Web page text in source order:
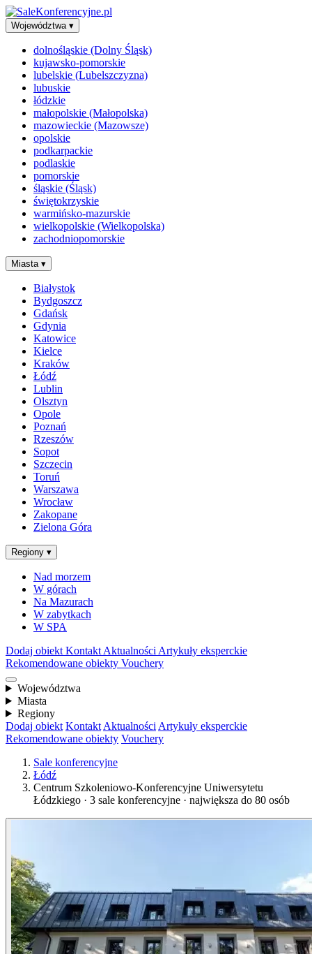
Województwa ▾
dolnośląskie (Dolny Śląsk)
kujawsko-pomorskie
lubelskie (Lubelszczyzna)
lubuskie
łódzkie
małopolskie (Małopolska)
mazowieckie (Mazowsze)
opolskie
podkarpackie
podlaskie
pomorskie
śląskie (Śląsk)
świętokrzyskie
warmińsko-mazurskie
wielkopolskie (Wielkopolska)
zachodniopomorskie
Miasta ▾
Białystok
Bydgoszcz
Gdańsk
Gdynia
Katowice
Kielce
Kraków
Łódź
Lublin
Olsztyn
Opole
Poznań
Rzeszów
Sopot
Szczecin
Toruń
Warszawa
Wrocław
Zakopane
Zielona Góra
Regiony ▾
Nad morzem
W górach
Na Mazurach
W zabytkach
W SPA
Dodaj obiekt Kontakt Aktualności Artykuły eksperckie
Rekomendowane obiekty Vouchery
Województwa
Miasta
Regiony
Dodaj obiekt Kontakt Aktualności Artykuły eksperckie
Rekomendowane obiekty Vouchery
Sale konferencyjne
Łódź
Centrum Szkoleniowo-Konferencyjne Uniwersytetu
Łódzkiego · 3 sale konferencyjne · największa do 80 osób